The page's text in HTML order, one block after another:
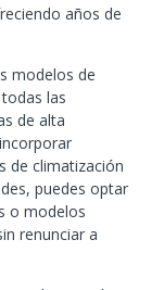
años de
modelos de
las
de alta
de climatización
puedes optar
o modelos
renunciar a